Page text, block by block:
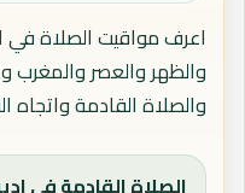
اعرف مواقيت الصلاة في
والظهر والعصر والمغرب
والصلاة القادمة واتجاه